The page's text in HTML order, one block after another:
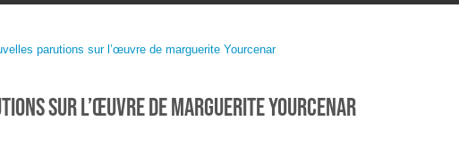
parutions sur l’œuvre de marguerite Yourcenar
sur l’œuvre de marguerite Yourcenar